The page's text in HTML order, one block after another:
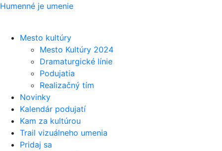
Humenné je umenie
Mesto kultúry
Mesto Kultúry 2024
Dramaturgické línie
Podujatia
Realizačný tím
Novinky
Kalendár podujatí
Kam za kultúrou
Trail vizuálneho umenia
Pridaj sa